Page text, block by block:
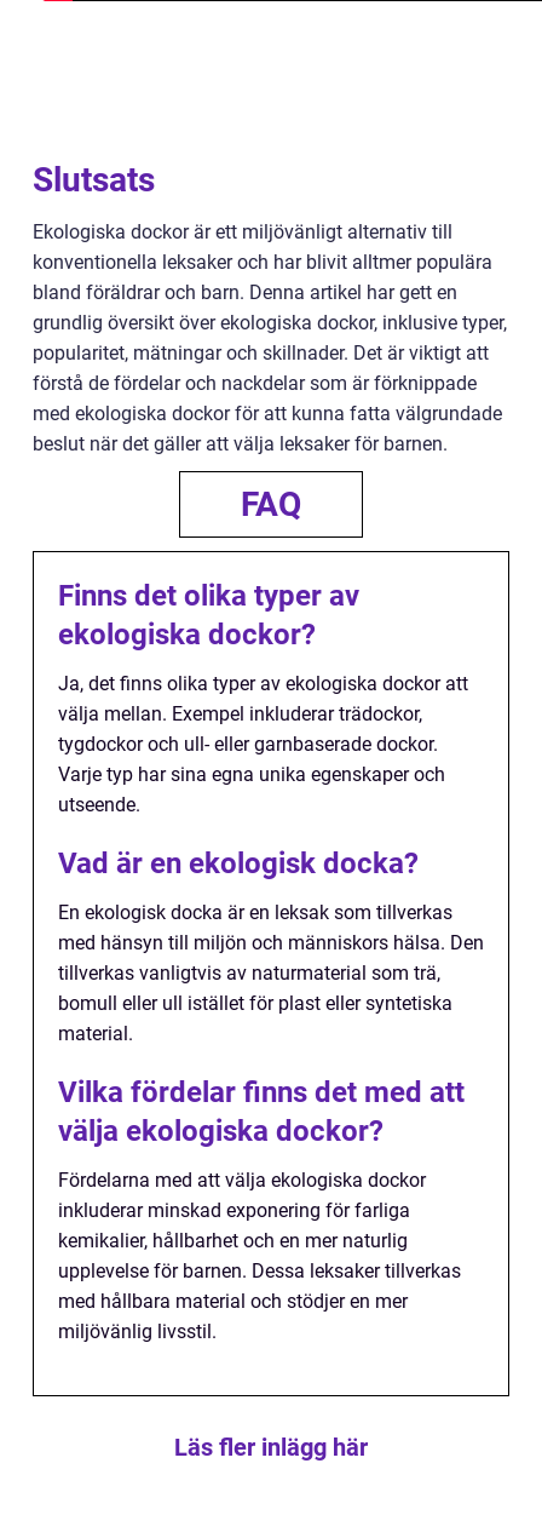
Slutsats
Ekologiska dockor är ett miljövänligt alternativ till
konventionella leksaker och har blivit alltmer populära
bland föräldrar och barn. Denna artikel har gett en
grundlig översikt över ekologiska dockor, inklusive typer,
popularitet, mätningar och skillnader. Det är viktigt att
förstå de fördelar och nackdelar som är förknippade
med ekologiska dockor för att kunna fatta välgrundade
beslut när det gäller att välja leksaker för barnen.
FAQ
Finns det olika typer av
ekologiska dockor?
Ja, det finns olika typer av ekologiska dockor att
välja mellan. Exempel inkluderar trädockor,
tygdockor och ull- eller garnbaserade dockor.
Varje typ har sina egna unika egenskaper och
utseende.
Vad är en ekologisk docka?
En ekologisk docka är en leksak som tillverkas
med hänsyn till miljön och människors hälsa. Den
tillverkas vanligtvis av naturmaterial som trä,
bomull eller ull istället för plast eller syntetiska
material.
Vilka fördelar finns det med att
välja ekologiska dockor?
Fördelarna med att välja ekologiska dockor
inkluderar minskad exponering för farliga
kemikalier, hållbarhet och en mer naturlig
upplevelse för barnen. Dessa leksaker tillverkas
med hållbara material och stödjer en mer
miljövänlig livsstil.
Läs fler inlägg här